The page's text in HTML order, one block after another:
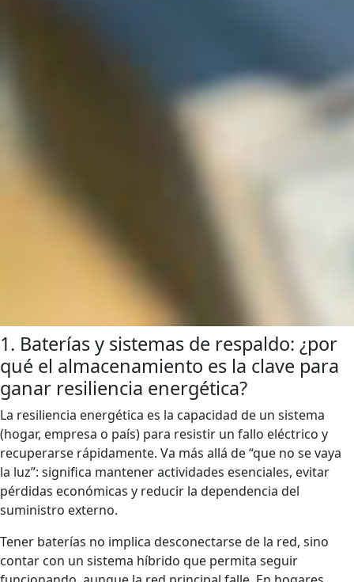
1. Baterías y sistemas de respaldo: ¿por
qué el almacenamiento es la clave para
ganar resiliencia energética?
La resiliencia energética es la capacidad de un sistema
(hogar, empresa o país) para resistir un fallo eléctrico y
recuperarse rápidamente. Va más allá de “que no se vaya
la luz”: significa mantener actividades esenciales, evitar
pérdidas económicas y reducir la dependencia del
suministro externo.
Tener baterías no implica desconectarse de la red, sino
contar con un sistema híbrido que permita seguir